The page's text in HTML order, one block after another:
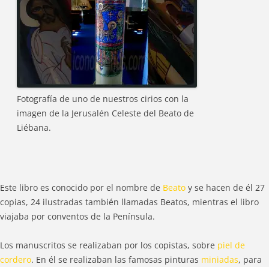
Fotografía de uno de nuestros cirios con la
imagen de la Jerusalén Celeste del Beato de
Liébana.
Este libro es conocido por el nombre de Beato y se hacen de él 27
copias, 24 ilustradas también llamadas Beatos, mientras el libro
viajaba por conventos de la Península.
Los manuscritos se realizaban por los copistas, sobre piel de
cordero. En él se realizaban las famosas pinturas miniadas, para